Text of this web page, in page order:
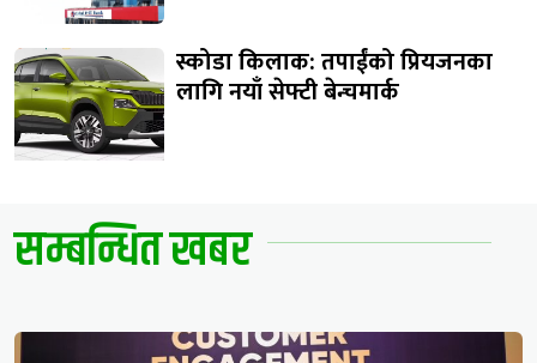
स्कोडा किलाक: तपाईंको प्रियजनका
लागि नयाँ सेफ्टी बेन्चमार्क
सम्बन्धित खबर